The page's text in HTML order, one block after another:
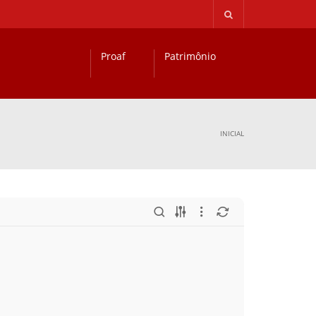
Proaf Patrimônio
INICIAL